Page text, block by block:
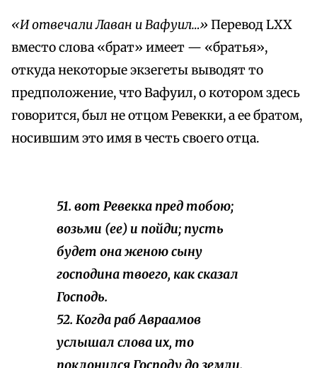
«И отвечали Лаван и Вафуил…» Перевод LXX
вместо слова «брат» имеет — «братья»,
откуда некоторые экзегеты выводят то
предположение, что Вафуил, о котором здесь
говорится, был не отцом Ревекки, а ее братом,
носившим это имя в честь своего отца.
51. вот Ревекка пред тобою;
возьми (ее) и пойди; пусть
будет она женою сыну
господина твоего, как сказал
Господь.
52. Когда раб Авраамов
услышал слова их, то